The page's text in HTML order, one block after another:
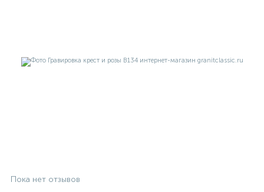
Пока нет отзывов